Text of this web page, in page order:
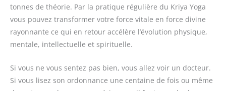
tonnes de théorie. Par la pratique régulière du Kriya Yoga
vous pouvez transformer votre force vitale en force divine
rayonnante ce qui en retour accélère l’évolution physique,
mentale, intellectuelle et spirituelle.
Si vous ne vous sentez pas bien, vous allez voir un docteur.
Si vous lisez son ordonnance une centaine de fois ou même